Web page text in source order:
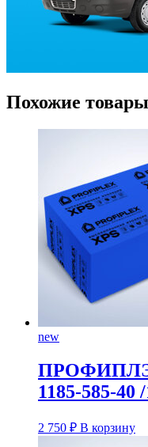
Похожие товары
new
1185-585-40
2 750 ₽ В корзину